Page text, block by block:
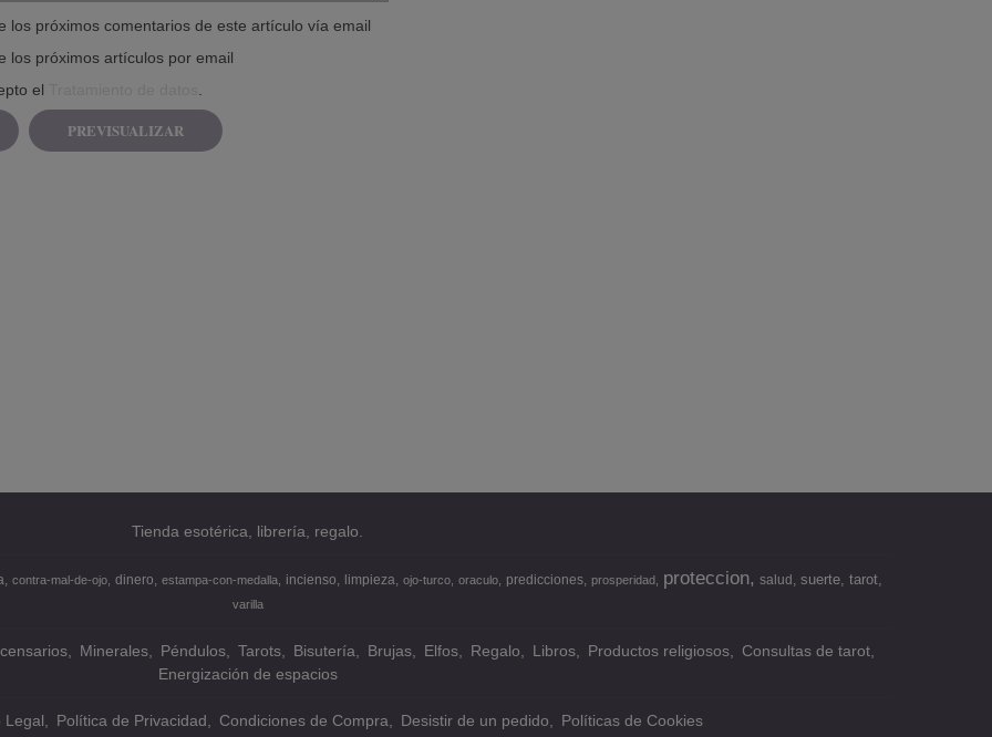
los próximos comentarios de este artículo vía email
los próximos artículos por email
el
Tienda esotérica, librería, regalo.
contra-mal-de-ojo dinero estampa-con-medalla incienso limpieza ojo-turco oraculo predicciones prosperidad proteccion salud suerte tarot
varilla
Minerales Péndulos Tarots Bisutería Brujas Elfos Regalo Libros Productos religiosos
Consultas de tarot
Energización de espacios
Legal Política de Privacidad Condiciones de Compra Desistir de un pedido Políticas de Cookies